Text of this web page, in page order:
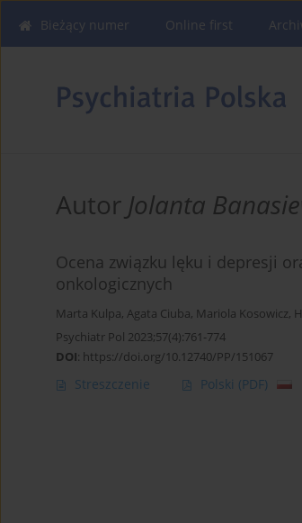
Bieżący numer Online first
Autor Jolanta
Ocena związku lęku i depresji
onkologicznych
Marta Kulpa, Agata Ciuba, Mariola Kosowicz,
Psychiatr Pol 2023;57(4):761-774
DOI: https://doi.org/10.12740/PP/151067
Streszczenie Polski (PDF)